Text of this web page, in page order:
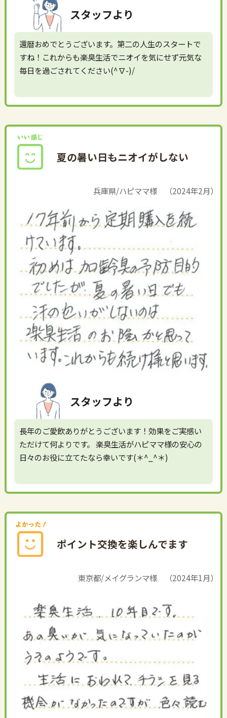
スタッフより
還暦おめでとうございます。第二の人生のスタートで
すね！これからも楽臭生活でニオイを気にせず元気な
毎日を過ごされてください(^∇-)/
夏の暑い日もニオイがしない
兵庫県/ハピママ様 （2024年2月）
スタッフより
長年のご愛飲ありがとうございます！効果をご実感い
ただけて何よりです。 楽臭生活がハピママ様の安心の
日々のお役に立てたなら幸いです(＊^_^＊)
ポイント交換を楽しんでます
東京都/メイグランマ様 （2024年1月）